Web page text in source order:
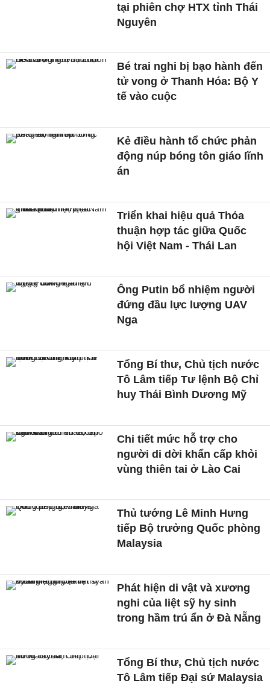
tại phiên chợ HTX tỉnh Thái
Nguyên
Bé trai nghi bị bạo hành đến
tử vong ở Thanh Hóa: Bộ Y
tế vào cuộc
Kẻ điều hành tổ chức phản
động núp bóng tôn giáo lĩnh
án
Triển khai hiệu quả Thỏa
thuận hợp tác giữa Quốc
hội Việt Nam - Thái Lan
Ông Putin bổ nhiệm người
đứng đầu lực lượng UAV
Nga
Tổng Bí thư, Chủ tịch nước
Tô Lâm tiếp Tư lệnh Bộ Chỉ
huy Thái Bình Dương Mỹ
Chi tiết mức hỗ trợ cho
người di dời khẩn cấp khỏi
vùng thiên tai ở Lào Cai
Thủ tướng Lê Minh Hưng
tiếp Bộ trưởng Quốc phòng
Malaysia
Phát hiện di vật và xương
nghi của liệt sỹ hy sinh
trong hầm trú ẩn ở Đà Nẵng
Tổng Bí thư, Chủ tịch nước
Tô Lâm tiếp Đại sứ Malaysia